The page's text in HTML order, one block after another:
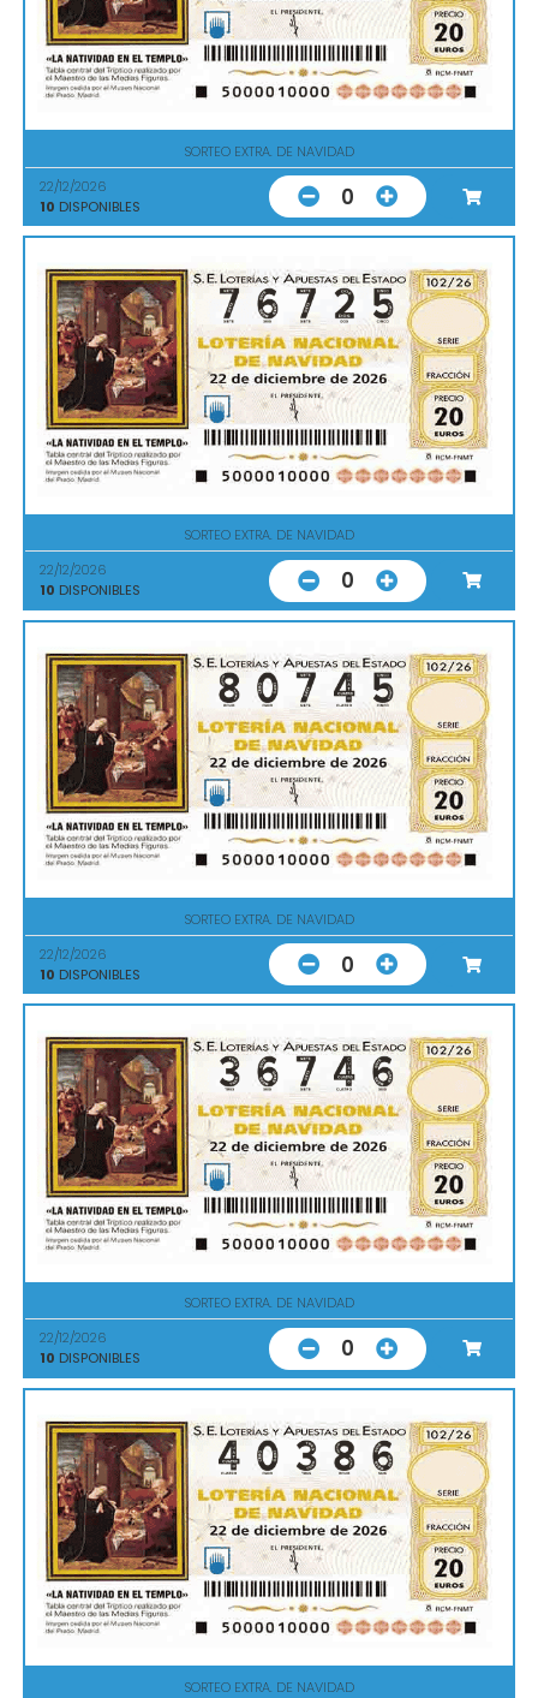
SORTEO EXTRA. DE NAVIDAD
22/12/2026
10 DISPONIBLES 0
SORTEO EXTRA. DE NAVIDAD
22/12/2026
10 DISPONIBLES 0
SORTEO EXTRA. DE NAVIDAD
22/12/2026
10 DISPONIBLES 0
SORTEO EXTRA. DE NAVIDAD
22/12/2026
10 DISPONIBLES 0
SORTEO EXTRA. DE NAVIDAD